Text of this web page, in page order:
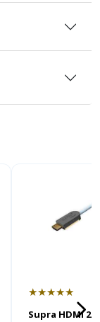
★★★★★
Supra HDMI 2.1